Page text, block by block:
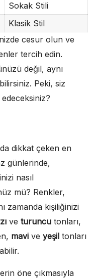
Sokak Stili
Klasik Stil
cesur olun ve
tercih edin.
değil, aynı
Peki, siz
dikkat çeken en
günlerinde,
nasıl
mü? Renkler,
zamanda kişiliğinizi
ve turuncu tonları,
mavi ve yeşil tonları
öne çıkmasıyla